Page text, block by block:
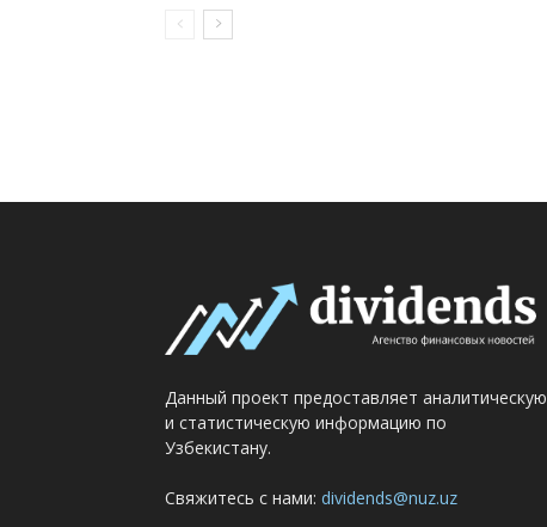
Данный проект предоставляет аналитическую
и статистическую информацию по
Узбекистану.
Свяжитесь с нами: dividends@nuz.uz